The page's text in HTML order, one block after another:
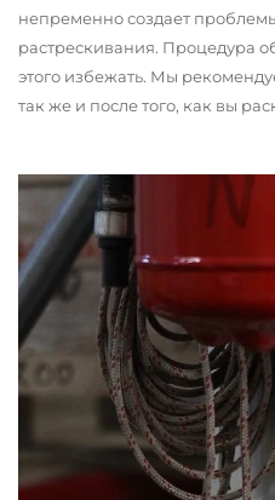
непременно создает
растрескивания. Процедура
этого избежать. Мы
так же и после того, как вы